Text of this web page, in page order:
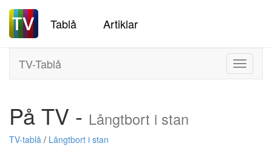
Tablå Artiklar
Toggle
TV-Tablå
På TV - Långtbort i stan
TV-tablå / Långtbort i stan